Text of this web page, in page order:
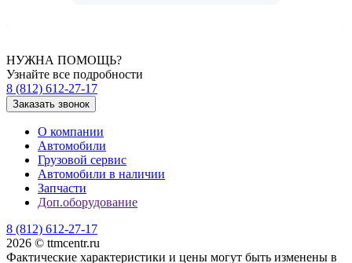
НУЖНА ПОМОЩЬ?
Узнайте все подробности
8 (812) 612-27-17
Заказать звонок
О компании
Автомобили
Грузовой сервис
Автомобили в наличии
Запчасти
Доп.оборудование
8 (812) 612-27-17
2026 © ttmcentr.ru
Фактические характеристики и цены могут быть изменены в